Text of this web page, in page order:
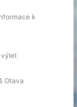
k
výlet
Otava